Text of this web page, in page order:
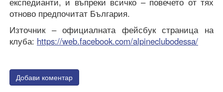
отново предпочитат България.
Източник – официалната фейсбук страница на
клуба: https://web.facebook.com/alpineclubodessa/
Добави коментар